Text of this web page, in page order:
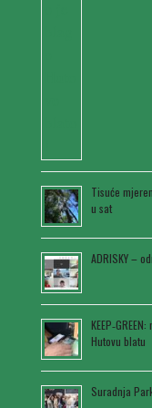
Tisuće
u sat
ADRISKY –
Hutovu blatu
Suradnja